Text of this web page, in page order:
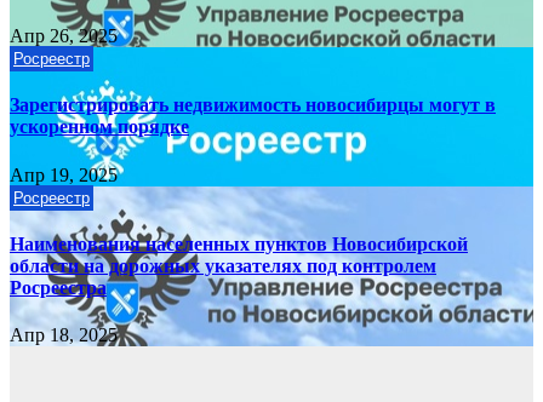
Апр 26, 2025
Росреестр
Зарегистрировать недвижимость новосибирцы могут в
ускоренном порядке
Апр 19, 2025
Росреестр
Наименования населенных пунктов Новосибирской
области на дорожных указателях под контролем
Росреестра
Апр 18, 2025